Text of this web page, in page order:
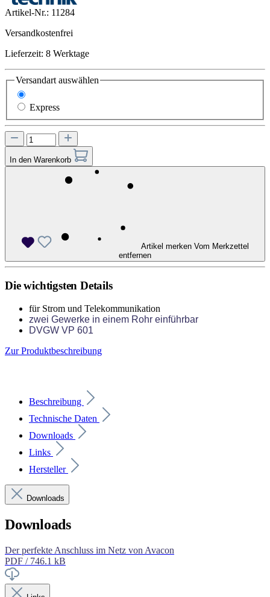
Artikel-Nr.: 11284
Versandkostenfrei
Lieferzeit: 8 Werktage
Versandart auswählen
Express
In den Warenkorb
Artikel merken Vom Merkzettel
entfernen
Die wichtigsten Details
für Strom und Telekommunikation
zwei Gewerke in einem Rohr einführbar
DVGW VP 601
Zur Produktbeschreibung
Beschreibung
Technische Daten
Downloads
Links
Hersteller
Downloads
Downloads
Der perfekte Anschluss im Netz von Avacon
PDF / 746.1 kB